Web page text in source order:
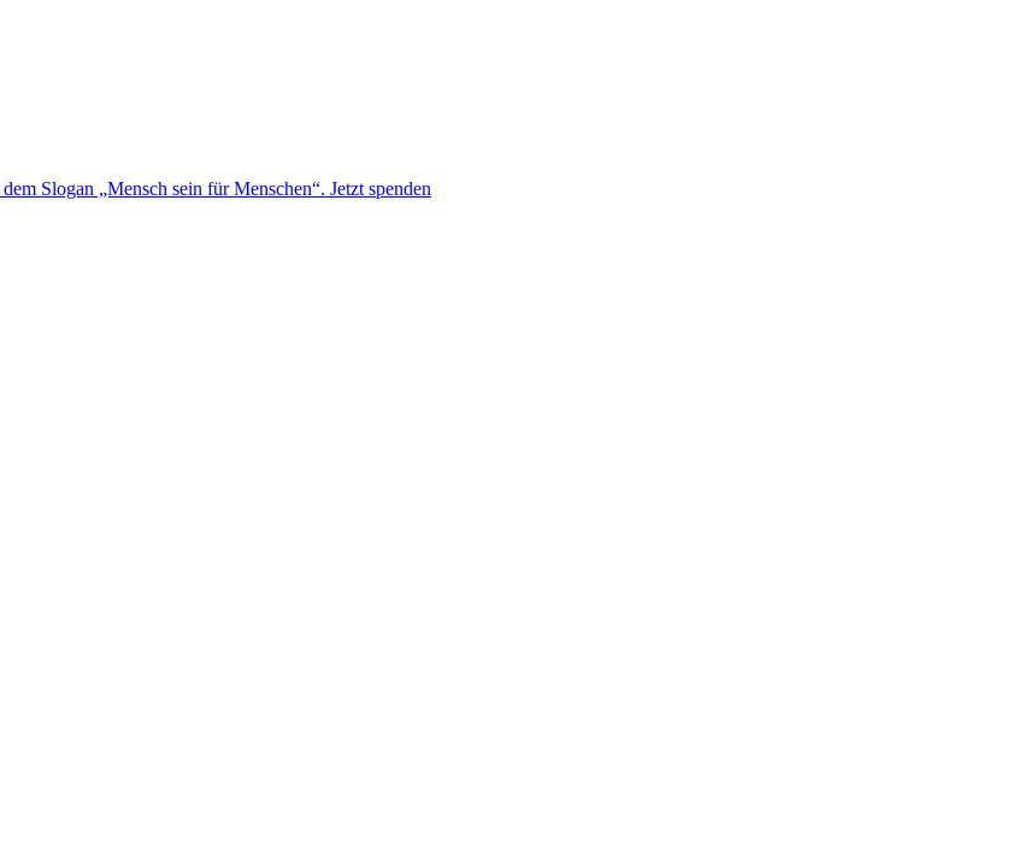
Jetzt spenden